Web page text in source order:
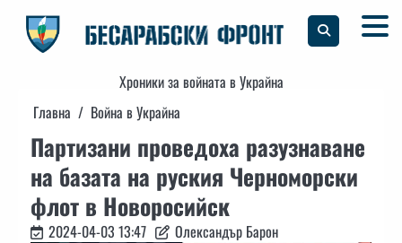
content
Хроники за войната в Украйна
Главна
Война в Украйна
Партизани проведоха разузнаване
на базата на руския Черноморски
флот в Новоросийск
2024-04-03 13:47 Олександър Барон